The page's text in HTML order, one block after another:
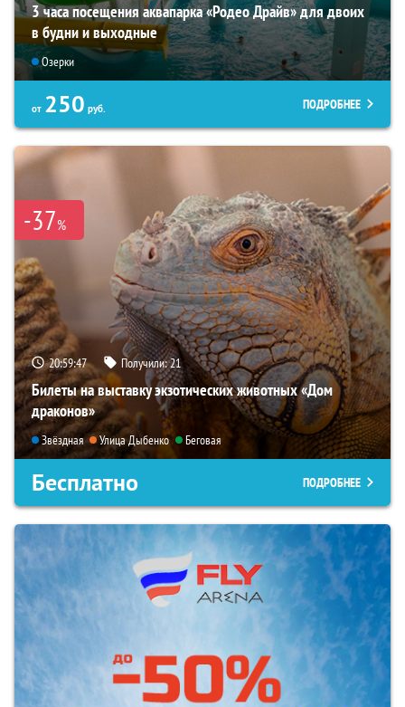
3 часа посещения аквапарка «Родео Драйв» для двоих
в будни и выходные
Озерки
от 250 руб. ПОДРОБНЕЕ
-37%
20:59:45 Получили:21
Билеты на выставку экзотических животных «Дом
драконов»
Звёздная Улица Дыбенко Беговая
Бесплатно ПОДРОБНЕЕ